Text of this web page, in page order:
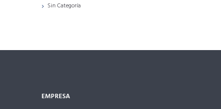
Sin Categoría
EMPRESA